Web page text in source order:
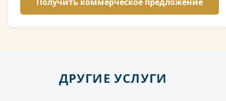
ДРУГИЕ УСЛУГИ